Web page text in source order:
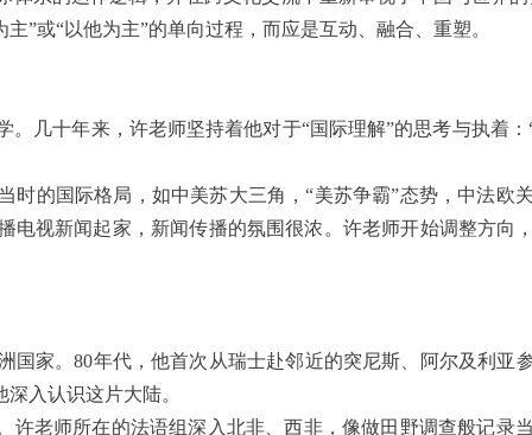
”或“以他为主”的单向过程，而应是互动、融合、重塑。
几十年来，许老师坚持着他对于“国际理解”的思考与执着
时的国际格局，如中美苏大三角，“美苏争霸”态势，中法欧
电视新闻起家，新闻传播的氛围很浓。许老师开始调整方向
国家。80年代，他首次从瑞士赴邻近的突尼斯、阿尔及利亚
入认识这片大陆。
许老师所在的法语组深入北非、西非，像做田野调查般记录